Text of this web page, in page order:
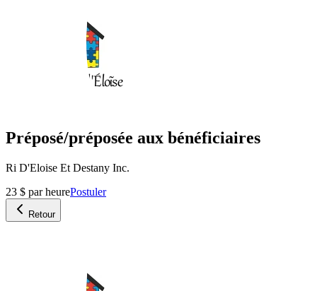
Préposé/préposée aux bénéficiaires
Ri D'Eloise Et Destany Inc.
23 $ par heurePostuler
Retour